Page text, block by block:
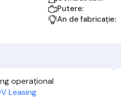
Putere:
An de fabricație:
operațional
Leasing